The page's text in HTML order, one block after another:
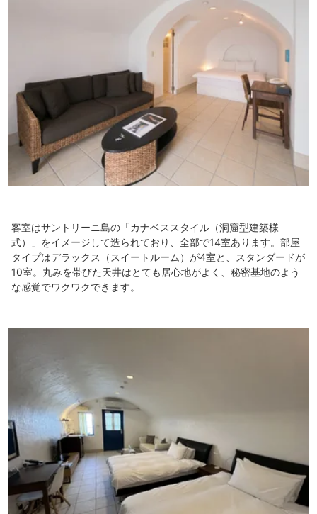
客室はサントリーニ島の「カナベススタイル（洞窟型建築様
式）」をイメージして造られており、全部で14室あります。部屋
タイプはデラックス（スイートルーム）が4室と、スタンダードが
10室。丸みを帯びた天井はとても居心地がよく、秘密基地のよう
な感覚でワクワクできます。